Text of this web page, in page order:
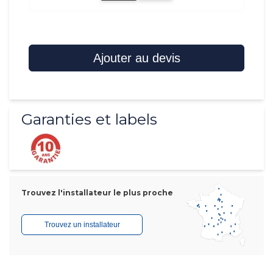
Ajouter au devis
Garanties et labels
Trouvez l'installateur le plus proche
Trouvez un installateur